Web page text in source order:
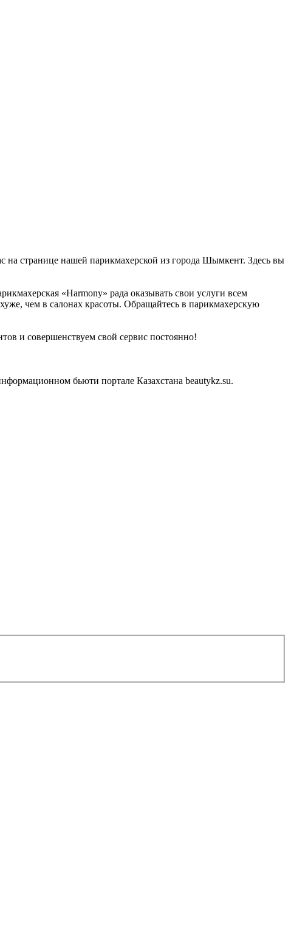
на странице нашей парикмахерской из города Шымкент. Здесь вы
«Harmony» рада оказывать свои услуги всем
чем в салонах красоты. Обращайтесь в парикмахерскую
и совершенствуем свой сервис постоянно!
бьюти портале Казахстана beautykz.su.